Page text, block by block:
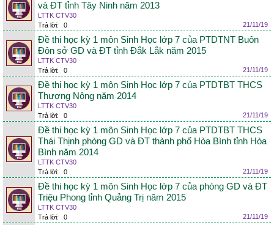
và ĐT tỉnh Tây Ninh năm 2013
LTTK CTV30
Trả lời:
0 21/11/19
Đề thi học kỳ 1 môn Sinh Học lớp 7 của PTDTNT Buôn
Đôn sở GD và ĐT tỉnh Đắk Lắk năm 2015
LTTK CTV30
Trả lời:
0 21/11/19
Đề thi học kỳ 1 môn Sinh Học lớp 7 của PTDTBT THCS
Thượng Nông năm 2014
LTTK CTV30
Trả lời:
0 21/11/19
Đề thi học kỳ 1 môn Sinh Học lớp 7 của PTDTBT THCS
Thái Thịnh phòng GD và ĐT thành phố Hòa Bình tỉnh Hòa
Bình năm 2014
LTTK CTV30
Trả lời:
0 21/11/19
Đề thi học kỳ 1 môn Sinh Học lớp 7 của phòng GD và ĐT
Triệu Phong tỉnh Quảng Trị năm 2015
LTTK CTV30
Trả lời:
0 21/11/19